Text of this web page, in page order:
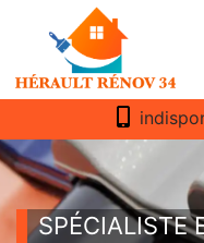
SPÉCIALISTE